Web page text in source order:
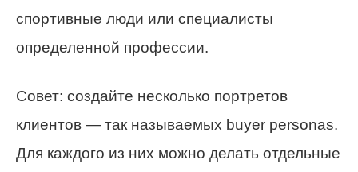
спортивные люди или специалисты
определенной профессии.
Совет: создайте несколько портретов
клиентов — так называемых buyer personas.
Для каждого из них можно делать отдельные